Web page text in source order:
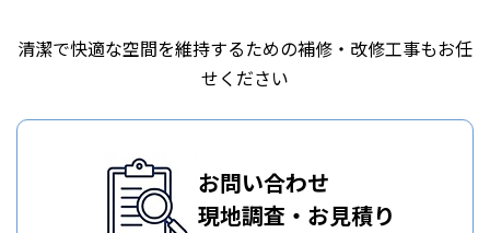
清潔で快適な空間を維持するための補修・改修工事もお任
せください
お問い合わせ
現地調査・お見積り